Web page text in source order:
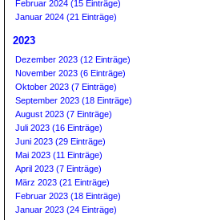
Februar 2024 (15 Einträge)
Januar 2024 (21 Einträge)
2023
Dezember 2023 (12 Einträge)
November 2023 (6 Einträge)
Oktober 2023 (7 Einträge)
September 2023 (18 Einträge)
August 2023 (7 Einträge)
Juli 2023 (16 Einträge)
Juni 2023 (29 Einträge)
Mai 2023 (11 Einträge)
April 2023 (7 Einträge)
März 2023 (21 Einträge)
Februar 2023 (18 Einträge)
Januar 2023 (24 Einträge)